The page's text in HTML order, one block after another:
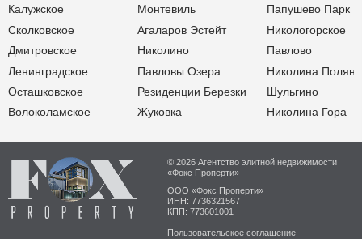
Калужское
Сколковское
Дмитровское
Ленинградское
Осташковское
Волоколамское
Монтевиль
Агаларов Эстейт
Николино
Павловы Озера
Резиденции Березки
Жуковка
Папушево Парк
Никологорское
Павлово
Николина Поляна
Шульгино
Николина Гора
© 2026 Агентство элитной недвижимости
«Фокс Проперти»
ООО «Фокс Проперти»
ИНН: 7736321567
КПП: 773601001
Пользовательское соглашение